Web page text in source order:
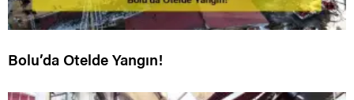
Bolu’da Otelde Yangın!